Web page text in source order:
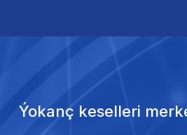
Ýokanç keselleri